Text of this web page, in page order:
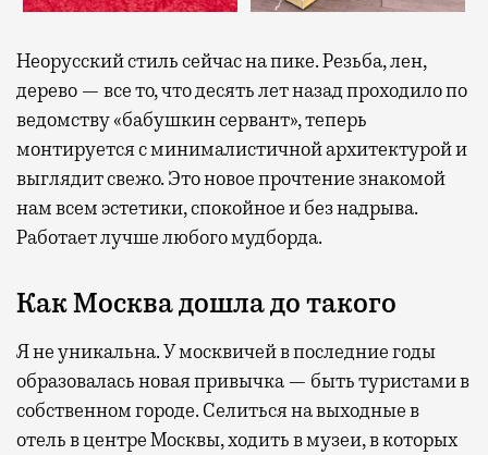
Неорусский стиль сейчас на пике. Резьба, лен,
дерево — все то, что десять лет назад проходило по
ведомству «бабушкин сервант», теперь
монтируется с минималистичной архитектурой и
выглядит свежо. Это новое прочтение знакомой
нам всем эстетики, спокойное и без надрыва.
Работает лучше любого мудборда.
Как Москва дошла до такого
Я не уникальна. У москвичей в последние годы
образовалась новая привычка — быть туристами в
собственном городе. Селиться на выходные в
отель в центре Москвы, ходить в музеи, в которых